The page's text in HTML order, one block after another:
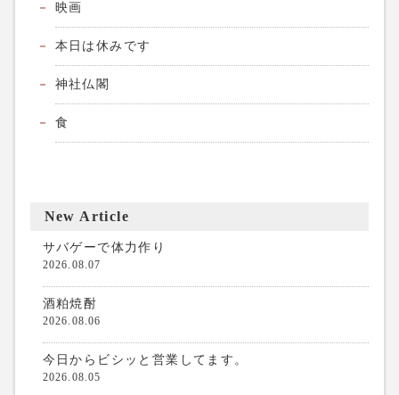
映画
本日は休みです
神社仏閣
食
New Article
サバゲーで体力作り
2026.08.07
酒粕焼酎
2026.08.06
今日からビシッと営業してます。
2026.08.05